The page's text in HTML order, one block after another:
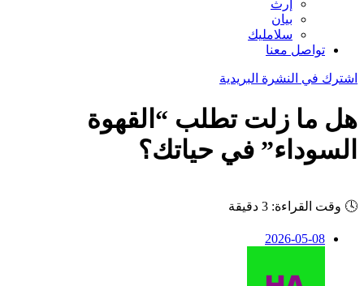
إرث
بيان
سلامليك
تواصل معنا
اشترك في النشرة البريدية
هل ما زلت تطلب “القهوة
السوداء” في حياتك؟
🕓 وقت القراءة: 3 دقيقة
2026-05-08